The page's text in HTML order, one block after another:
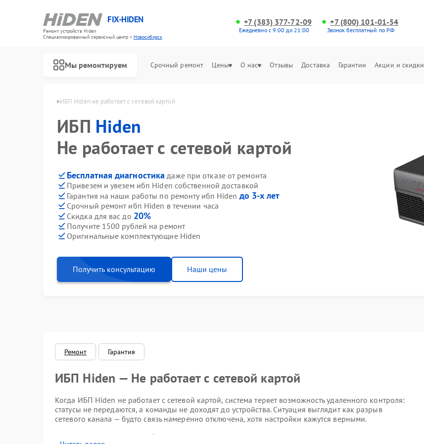
FIX-HIDEN
Ремонт устройств Hiden
Специализированный cервисный центр г.Новосибирск
+7 (383) 377-72-09
Ежедневно с 9:00 до 21:00
+7 (800) 101-01-54
Звонок бесплатный по РФ
Мы ремонтируем Срочный ремонт Цены О нас Отзывы Доставка Гарантии Акции и скидки
ИБП Hiden не работает с сетевой картой
ИБП Hiden
Не работает с сетевой картой
Бесплатная диагностика даже при отказе от ремонта
Привезем и увезем ибп Hiden собственной доставкой
Гарантия на наши работы по ремонту ибп Hiden до 3-х лет
Срочный ремонт ибп Hiden в течении часа
Скидка для вас до 20%
Получите 1500 рублей на ремонт
Оригинальные комплектующие Hiden
Получить консультацию Наши цены
Ремонт Гарантия
ИБП Hiden — Не работает с сетевой картой
Когда ИБП Hiden не работает с сетевой картой, система теряет возможность удаленного контроля:
статусы не передаются, а команды не доходят до устройства. Ситуация выглядит как разрыв
сетевого канала — будто связь намеренно отключена, хотя настройки кажутся верными.
Проявления проблемы